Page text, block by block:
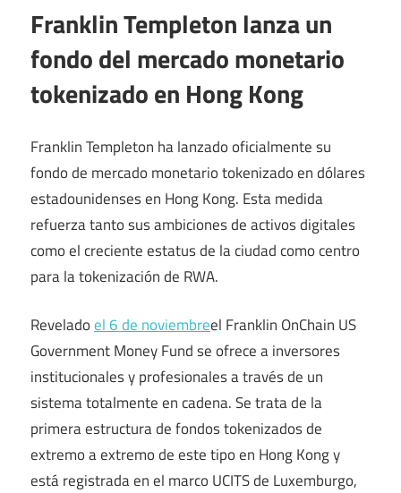
Franklin Templeton lanza un
fondo del mercado monetario
tokenizado en Hong Kong
Franklin Templeton ha lanzado oficialmente su
fondo de mercado monetario tokenizado en dólares
estadounidenses en Hong Kong. Esta medida
refuerza tanto sus ambiciones de activos digitales
como el creciente estatus de la ciudad como centro
para la tokenización de RWA.
Reveladoel 6 de noviembreel Franklin OnChain US
Government Money Fund se ofrece a inversores
institucionales y profesionales a través de un
sistema totalmente en cadena. Se trata de la
primera estructura de fondos tokenizados de
extremo a extremo de este tipo en Hong Kong y
está registrada en el marco UCITS de Luxemburgo,